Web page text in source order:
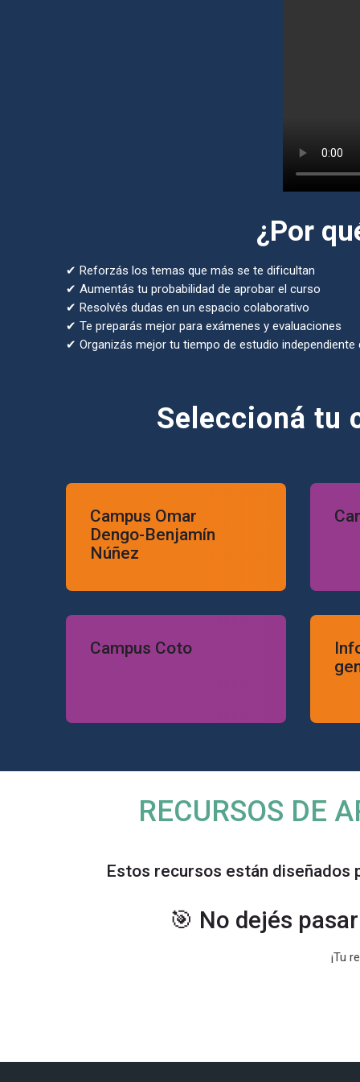
¿Por
✔ Reforzás los temas que más se te dificultan
✔ Aumentás tu probabilidad de aprobar el curso
✔ Resolvés dudas en un espacio colaborativo
✔ Te preparás mejor para exámenes y evaluaciones
✔ Organizás mejor tu tiempo de estudio independiente
Seleccioná tu
Campus Omar
Dengo-Benjamín
Núñez
Campus Omar Dengo-Benjamín Núñez Campus
Campus Coto
Campus Coto
RECURSOS DE
Estos recursos están diseñados
🎯 No dejés
¡Tu